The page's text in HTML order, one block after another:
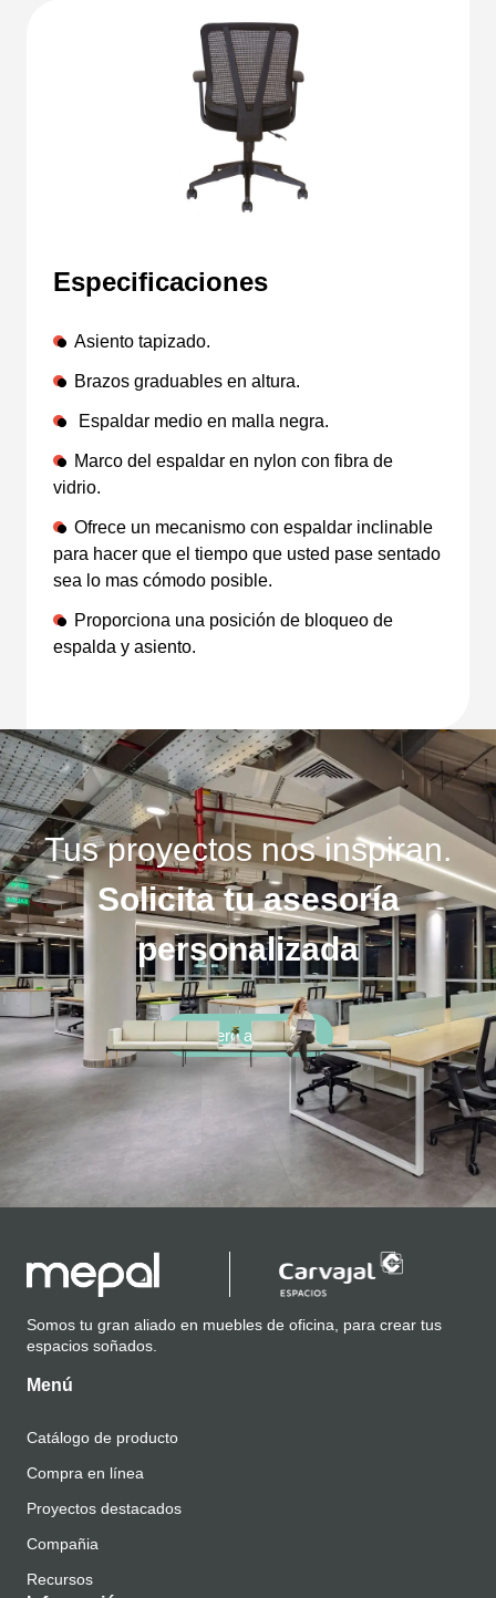
Especificaciones
Asiento tapizado.
Brazos graduables en altura.
Espaldar medio en malla negra.
Marco del espaldar en nylon con fibra de
vidrio.
Ofrece un mecanismo con espaldar inclinable
para hacer que el tiempo que usted pase sentado
sea lo mas cómodo posible.
Proporciona una posición de bloqueo de
espalda y asiento.
Tus proyectos nos inspiran.
Solicita tu asesoría
personalizada
Quiero asesoría
Somos tu gran aliado en muebles de oficina, para crear tus
espacios soñados.
Menú
Catálogo de producto
Compra en línea
Proyectos destacados
Compañia
Recursos